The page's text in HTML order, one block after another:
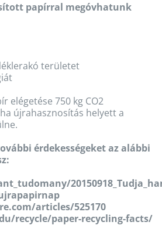
papírral megóvhatunk
területet
elégetése 750 kg CO2
újrahasznosítás helyett a
érdekességeket az alábbi
articles/525170
recycle/paper-recycling-facts/